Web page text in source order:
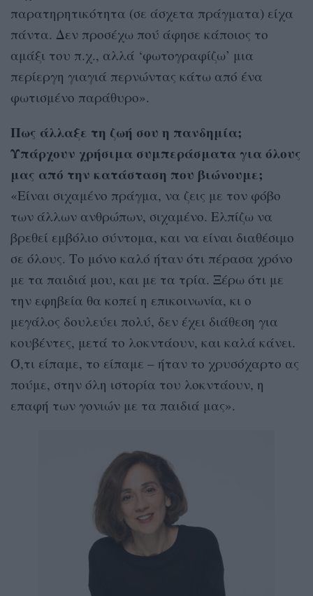
παρατηρητικότητα (σε άσχετα πράγματα) είχα
πάντα. Δεν προσέχω πού άφησε κάποιος το
αμάξι του π.χ., αλλά ‘φωτογραφίζω’ μια
περίεργη γιαγιά περνώντας κάτω από ένα
φωτισμένο παράθυρο».
Πως άλλαξε τη ζωή σου η πανδημία;
Υπάρχουν χρήσιμα συμπεράσματα για όλους
μας από την κατάσταση που βιώνουμε;
«Είναι σιχαμένο πράγμα, να ζεις με τον φόβο
των άλλων ανθρώπων, σιχαμένο. Ελπίζω να
βρεθεί εμβόλιο σύντομα, και να είναι διαθέσιμο
σε όλους. Το μόνο καλό ήταν ότι πέρασα χρόνο
με τα παιδιά μου, και με τα τρία. Ξέρω ότι με
την εφηβεία θα κοπεί η επικοινωνία, κι ο
μεγάλος δουλεύει πολύ, δεν έχει διάθεση για
κουβέντες, μετά το λοκντάουν, και καλά κάνει.
Ό,τι είπαμε, το είπαμε – ήταν το χρυσόχαρτο ας
πούμε, στην όλη ιστορία του λοκντάουν, η
επαφή των γονιών με τα παιδιά μας».